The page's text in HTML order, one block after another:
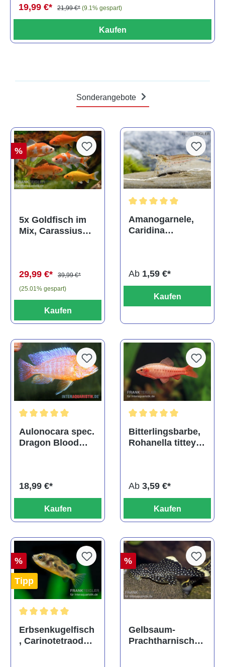
19,99 €* 21,99 €* (9.1% gespart)
Kaufen
Sonderangebote
%
5x Goldfisch im
Mix, Carassius
29,99 €*
39,99 €*
(25.01% gespart)
Kaufen
Durchschnittliche
Amanogarnele,
Caridina
Ab 1,59 €*
Kaufen
Aulonocara spec.
Dragon Blood
18,99 €*
Kaufen
Bitterlingsbarbe,
Rohanella titteya,
Ab 3,59 €*
Kaufen
%
Tipp
Erbsenkugelfisch
, Carinotetraodon
%
Gelbsaum-
Prachtharnischw